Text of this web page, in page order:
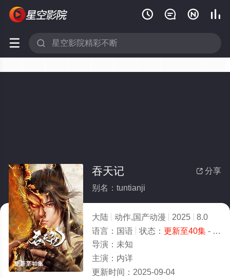
   
 
更新至40集
 分享
吞天记
别名：tuntianji
大陆 动作,国产动漫 2025
8.0
语言： 国语 状态： 更新至40集- 免费在线观看
导演： 未知
主演： 内详
更新时间： 2025-09-04